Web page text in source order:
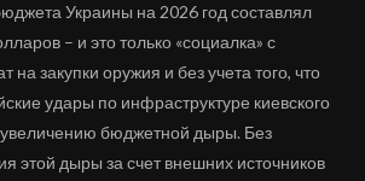
Украины на 2026 год составлял
– и это только «социалка» с
на закупки оружия и без учета того, что
удары по инфраструктуре киевского
бюджетной дыры. Без
этой дыры за счет внешних источников